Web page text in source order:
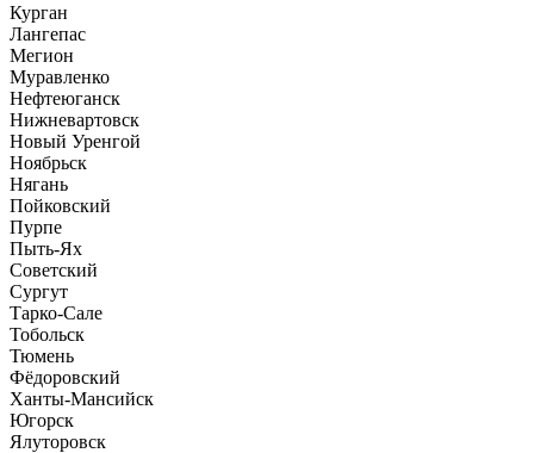
Курган
Лангепас
Мегион
Муравленко
Нефтеюганск
Нижневартовск
Новый Уренгой
Ноябрьск
Нягань
Пойковский
Пурпе
Пыть-Ях
Советский
Сургут
Тарко-Сале
Тобольск
Тюмень
Фёдоровский
Ханты-Мансийск
Югорск
Ялуторовск